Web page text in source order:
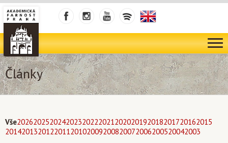
Články
Vše202620252024202320222021202020192018201720162015
201420132012201120102009200820072006200520042003